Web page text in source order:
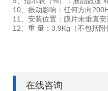
10、振动影响：任何方向
11、安装位置：膜片未垂直
12、重 量：3.9Kg（不包括附
在线咨询